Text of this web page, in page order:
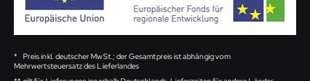
* Preis inkl. deutscher MwSt.; der Gesamtpreis ist abhängig vom
Mehrwertsteuersatz des Lieferlandes